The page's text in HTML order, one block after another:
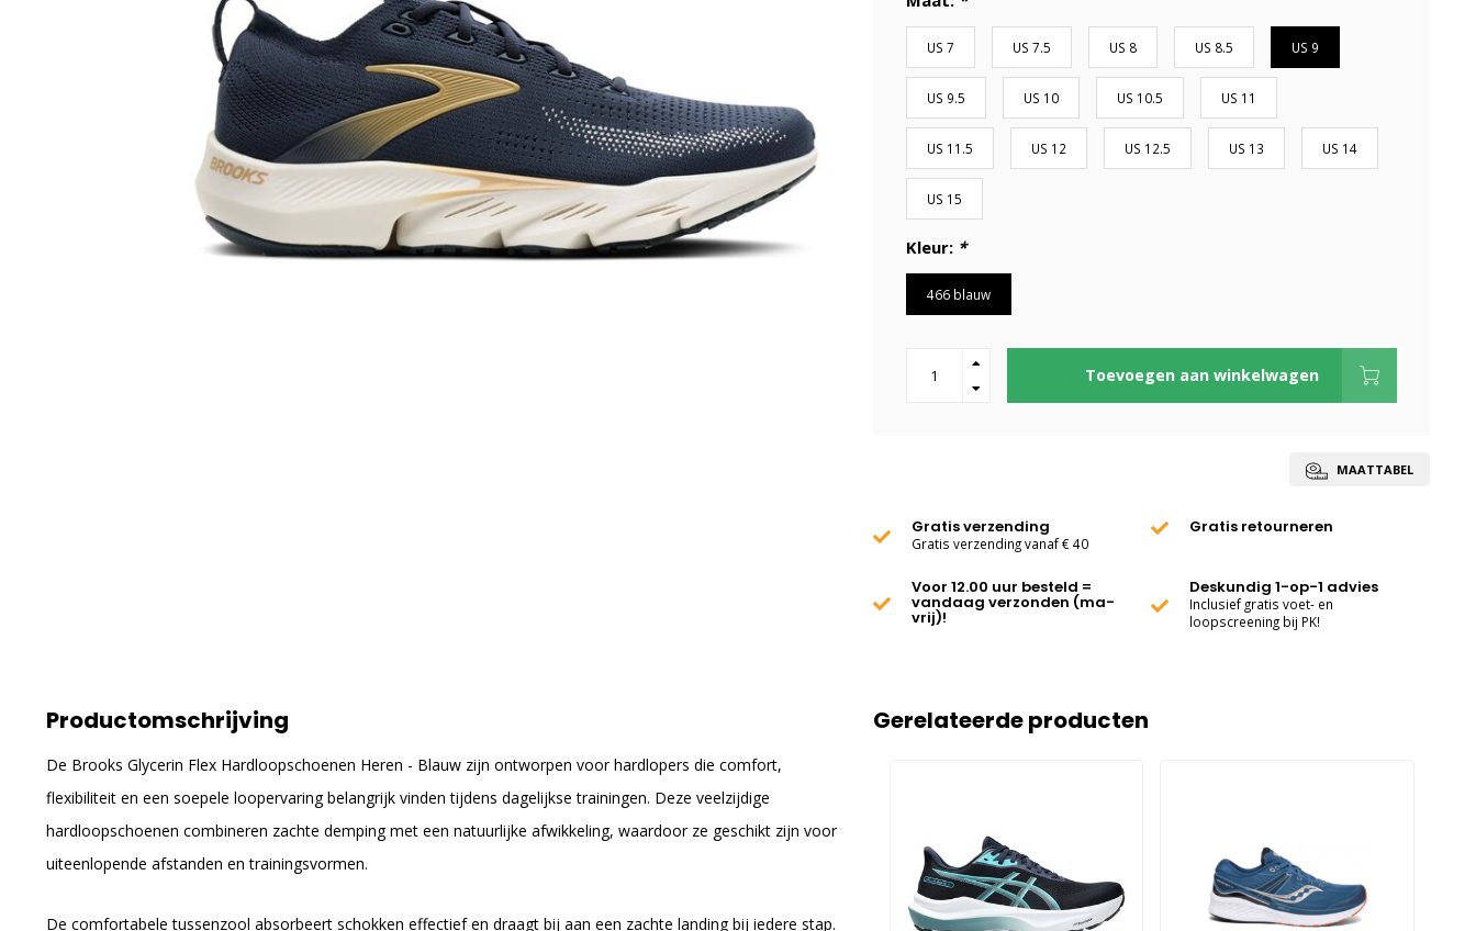
US 7 US 7.5 US 8 US 8.5 US 9
US 9.5 US 10 US 10.5 US 11
US 11.5 US 12 US 12.5 US 13 US 14
US 15
Kleur: *
466 blauw
Toevoegen aan winkelwagen
MAATTABEL
Gratis verzending
Gratis verzending vanaf € 40
Gratis retourneren
Voor 12.00 uur besteld =
vandaag verzonden (ma-
vrij)!
Deskundig 1-op-1 advies
Inclusief gratis voet- en
loopscreening bij PK!
Productomschrijving
De Brooks Glycerin Flex Hardloopschoenen Heren - Blauw zijn ontworpen voor hardlopers die comfort,
flexibiliteit en een soepele loopervaring belangrijk vinden tijdens dagelijkse trainingen. Deze veelzijdige
hardloopschoenen combineren zachte demping met een natuurlijke afwikkeling, waardoor ze geschikt zijn voor
uiteenlopende afstanden en trainingsvormen.
De comfortabele tussenzool absorbeert schokken effectief en draagt bij aan een zachte landing bij iedere stap.
Gerelateerde producten